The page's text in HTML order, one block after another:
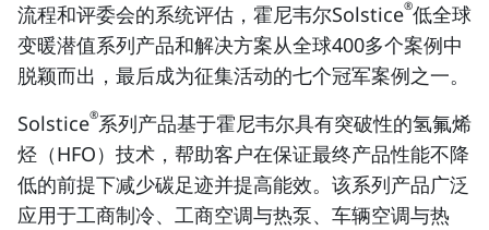
流程和评委会的系统评估，霍尼韦尔Solstice®低全球
变暖潜值系列产品和解决方案从全球400多个案例中
脱颖而出，最后成为征集活动的七个冠军案例之一。
Solstice®系列产品基于霍尼韦尔具有突破性的氢氟烯
烃（HFO）技术，帮助客户在保证最终产品性能不降
低的前提下减少碳足迹并提高能效。该系列产品广泛
应用于工商制冷、工商空调与热泵、车辆空调与热